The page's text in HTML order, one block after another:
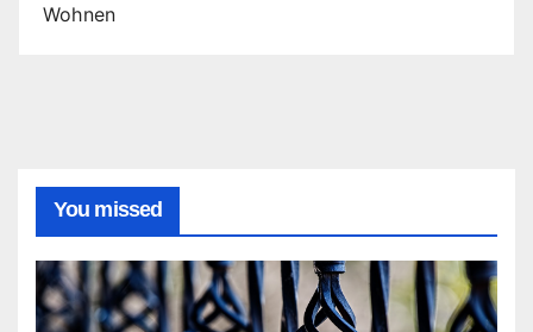
Wohnen
You missed